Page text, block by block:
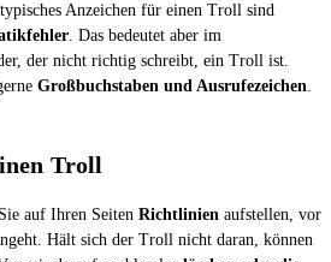
Anzeichen für einen Troll sind
. Das bedeutet aber im
der nicht richtig schreibt, ein Troll ist.
Großbuchstaben und Ausrufezeichen.
Troll
auf Ihren Seiten Richtlinien aufstellen, vor
Hält sich der Troll nicht daran, können